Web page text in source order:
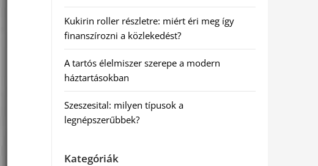
Kukirin roller részletre: miért éri meg így
finanszírozni a közlekedést?
A tartós élelmiszer szerepe a modern
háztartásokban
Szeszesital: milyen típusok a
legnépszerűbbek?
Kategóriák